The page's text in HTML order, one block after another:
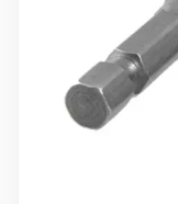
+7(495) 988-86-
Телеграм